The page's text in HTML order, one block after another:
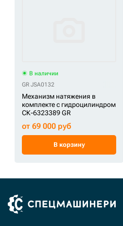
В наличии
GR JSA0132
Механизм натяжения в
комплекте с гидроцилиндром
СК-6323389 GR
от 69 000 руб
В корзину